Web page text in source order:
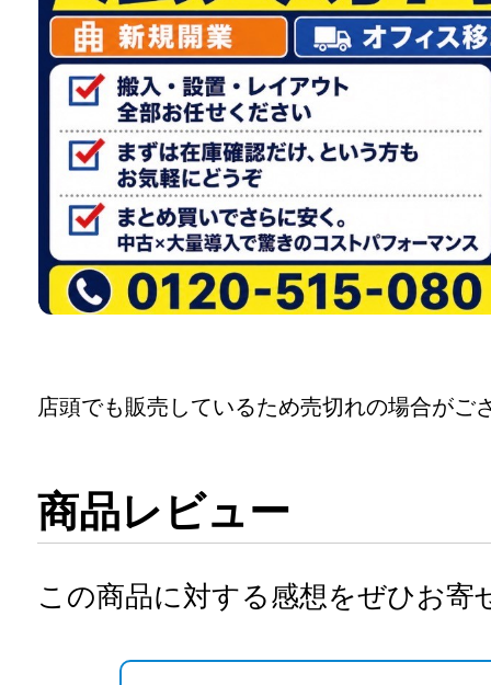
店頭でも販売しているため売切れの場合がご
商品レビュー
この商品に対する感想をぜひお寄